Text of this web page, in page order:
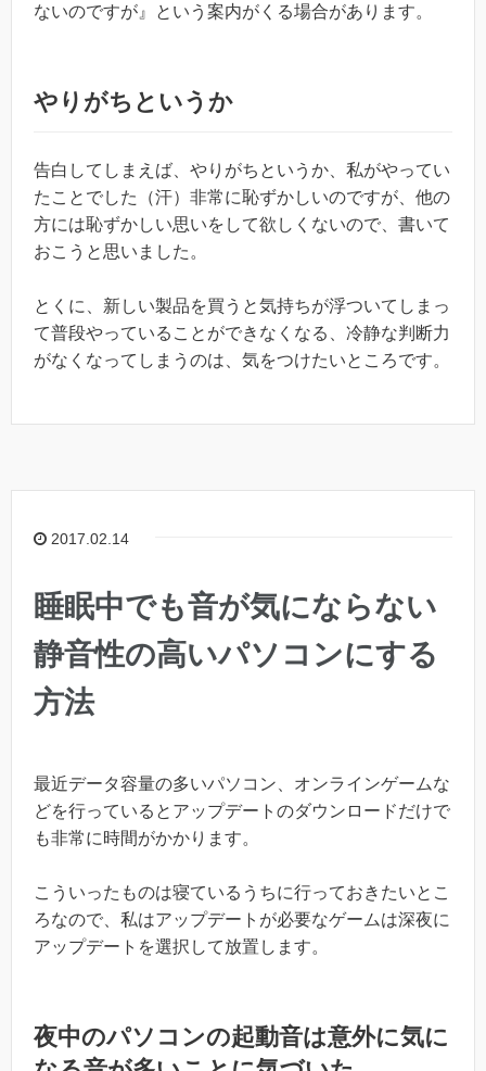
ないのですが』という案内がくる場合があります。
やりがちというか
告白してしまえば、やりがちというか、私がやってい
たことでした（汗）非常に恥ずかしいのですが、他の
方には恥ずかしい思いをして欲しくないので、書いて
おこうと思いました。
とくに、新しい製品を買うと気持ちが浮ついてしまっ
て普段やっていることができなくなる、冷静な判断力
がなくなってしまうのは、気をつけたいところです。
2017.02.14
睡眠中でも音が気にならない
静音性の高いパソコンにする
方法
最近データ容量の多いパソコン、オンラインゲームな
どを行っているとアップデートのダウンロードだけで
も非常に時間がかかります。
こういったものは寝ているうちに行っておきたいとこ
ろなので、私はアップデートが必要なゲームは深夜に
アップデートを選択して放置します。
夜中のパソコンの起動音は意外に気に